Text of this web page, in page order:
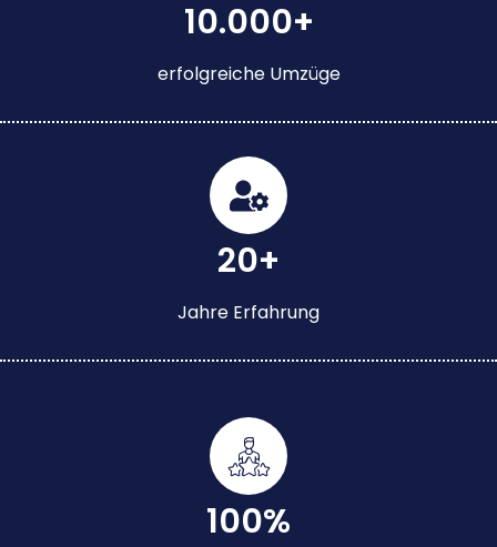
10.000+
erfolgreiche Umzüge
20+
Jahre Erfahrung
100%